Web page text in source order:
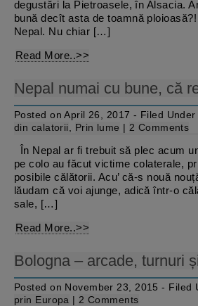
degustări la Pietroasele, în Alsacia.
bună decît asta de toamnă
Nepal. Nu chiar […]
Read More..>>
Nepal numai cu bune, că
Posted on April 26, 2017 - Filed Under
din calatorii
Prin lume | 2 Comments
În Nepal ar fi trebuit să plec acum
pe colo au făcut victime colaterale,
posibile călătorii. Acu’ că-s nouă
lăudam că voi ajunge, adică într-o
sale, […]
Read More..>>
Bologna – arcade, turnuri
Posted on November 23, 2015 - Filed
prin Europa | 2 Comments